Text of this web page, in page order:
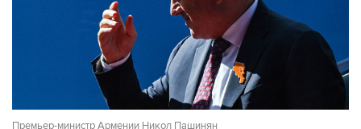
Премьер-министр Армении Никол Пашинян
Фото: Александр Миридонов/ТАСС